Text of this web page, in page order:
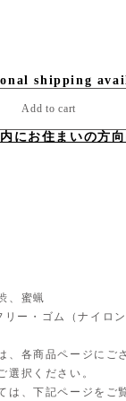
shipping
Add to cart
にお住まいの方
、蜜蝋
リー・ゴム（ナイロ
、各商品ページにご
選択ください。
は、下記ページをご